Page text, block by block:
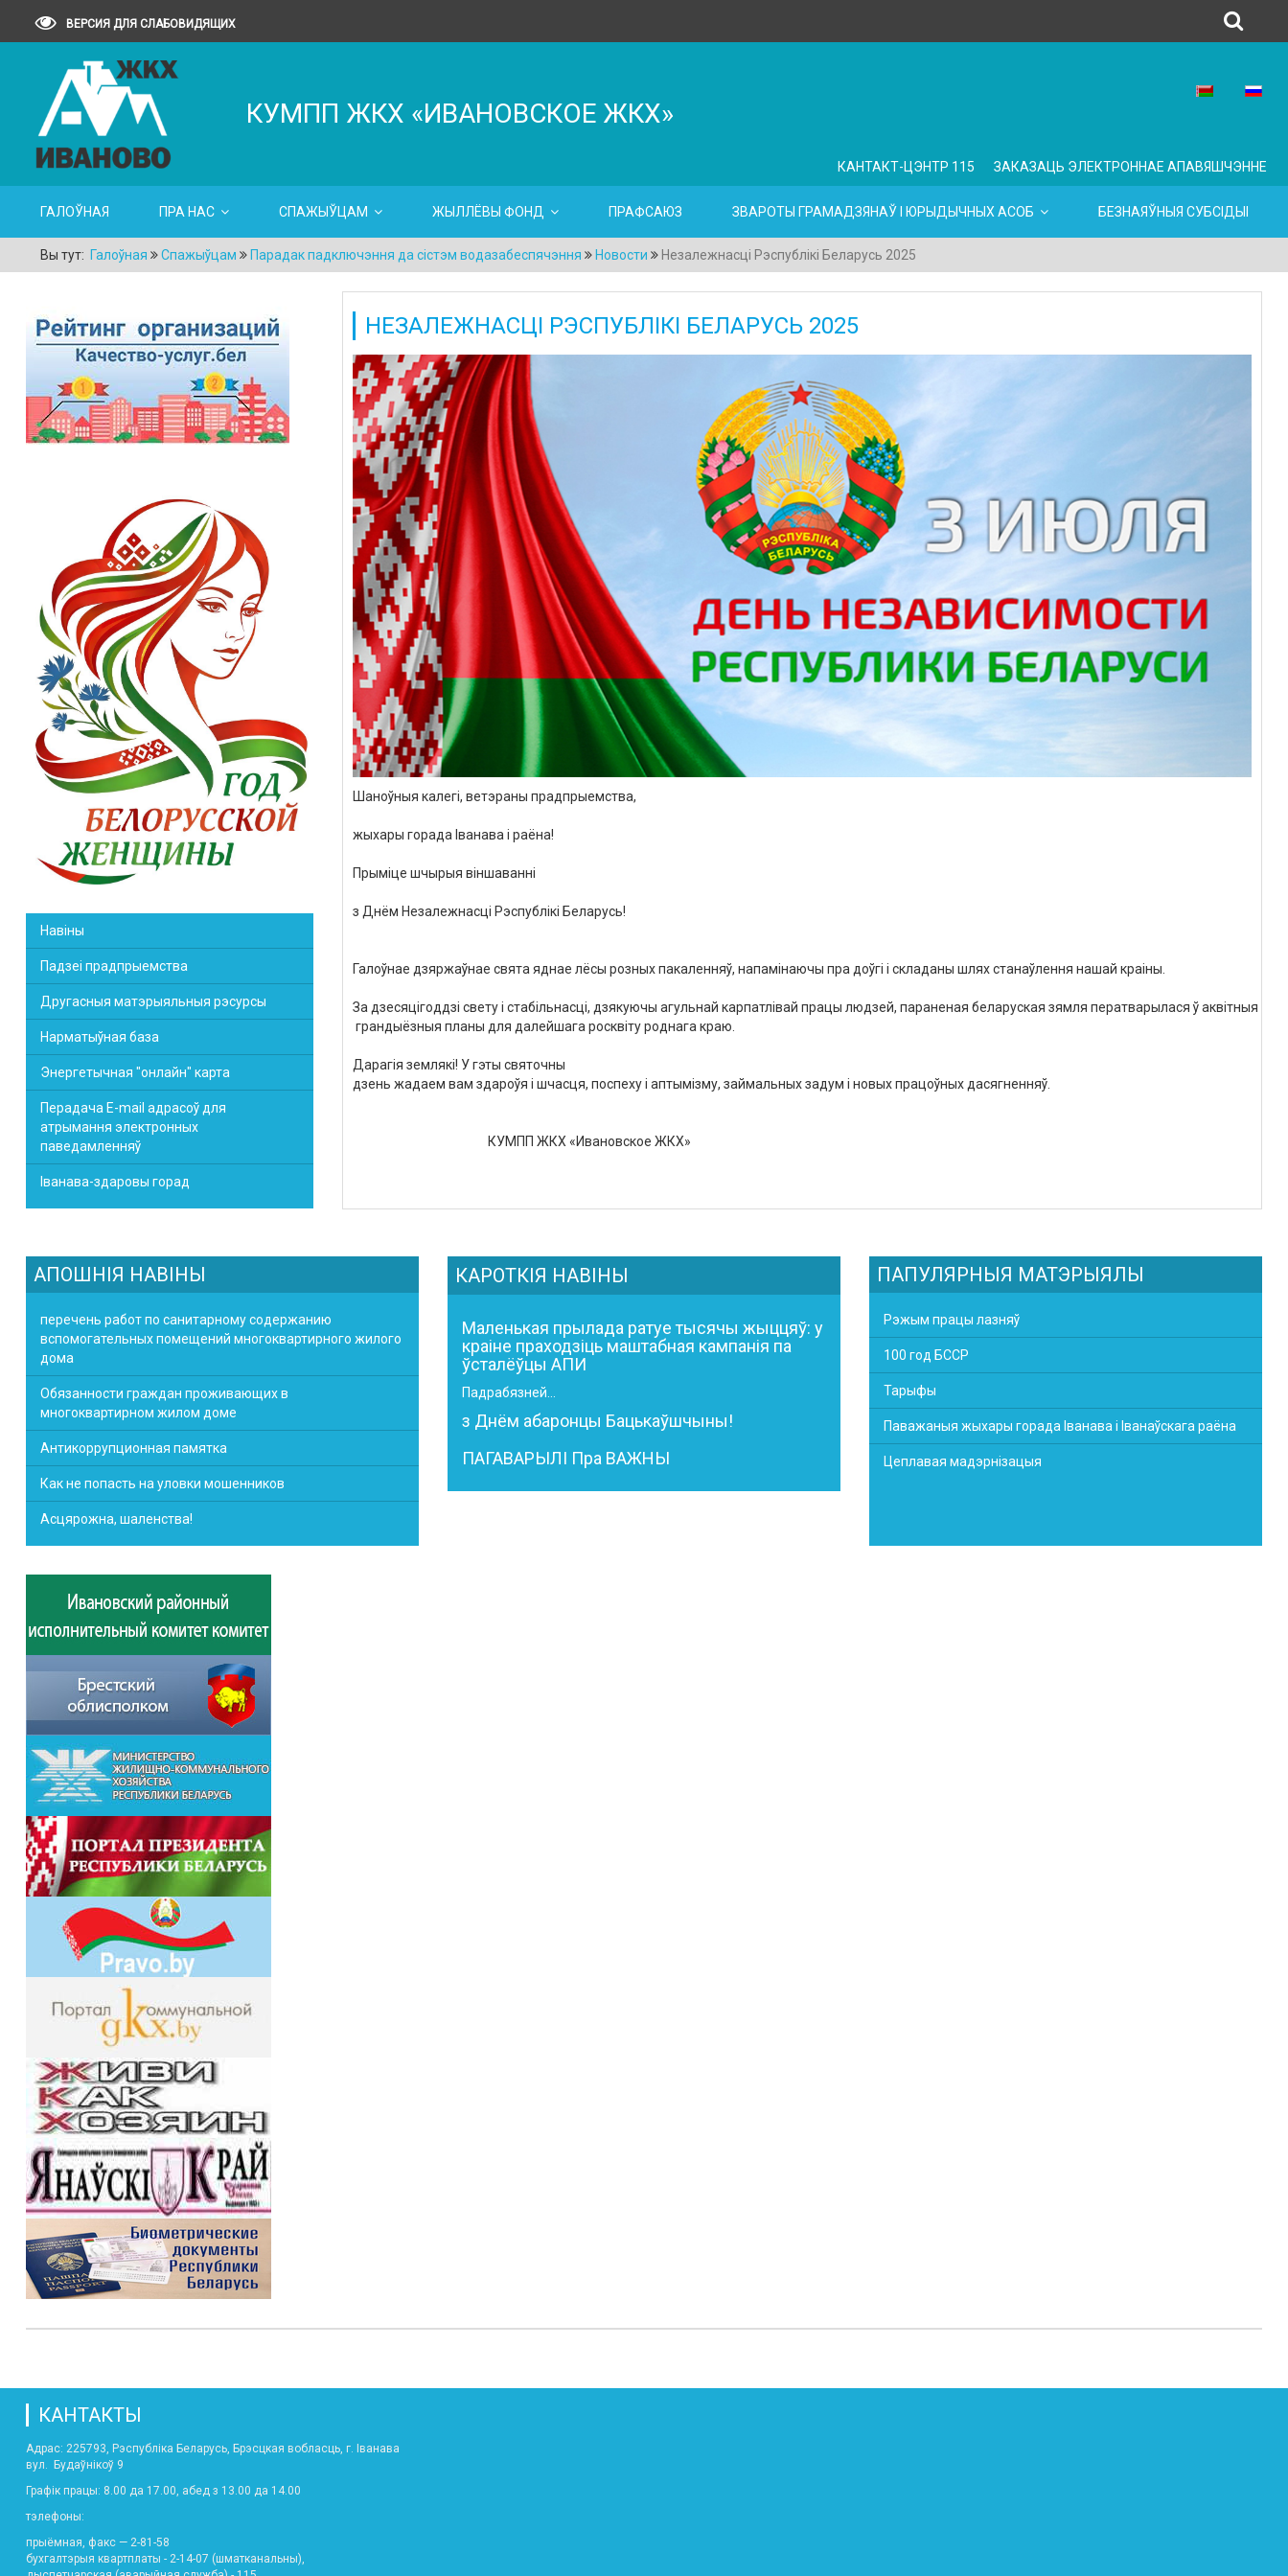
ВЕРСИЯ ДЛЯ СЛАБОВИДЯЩИХ
КУМПП ЖКХ «ИВАНОВСКОЕ ЖКХ»
КАНТАКТ-ЦЭНТР 115 ЗАКАЗАЦЬ ЭЛЕКТРОННАЕ АПАВЯШЧЭННЕ
ГАЛОЎНАЯ ПРА НАС СПАЖЫЎЦАМ ЖЫЛЛЁВЫ ФОНД ПРАФСАЮЗ ЗВАРОТЫ ГРАМАДЗЯНАЎ І ЮРЫДЫЧНЫХ АСОБ БЕЗНАЯЎНЫЯ СУБСІДЫІ
Вы тут: Галоўная Спажыўцам Парадак падключэння да сістэм водазабеспячэння Новости Незалежнасці Рэспублікі Беларусь 2025
Навіны
Падзеі прадпрыемства
Другасныя матэрыяльныя рэсурсы
Нарматыўная база
Энергетычная "онлайн" карта
Перадача E-mail адрасоў для
атрымання электронных
паведамленняў
Іванава-здаровы горад
НЕЗАЛЕЖНАСЦІ РЭСПУБЛІКІ БЕЛАРУСЬ 2025
Шаноўныя калегі, ветэраны прадпрыемства,
жыхары горада Іванава і раёна!
Прыміце шчырыя віншаванні
з Днём Незалежнасці Рэспублікі Беларусь!
Галоўнае дзяржаўнае свята яднае лёсы розныхпакаленняў, напамінаючы пра доўгі і складаны шляхстанаўлення нашай краіны
За дзесяцігоддзі светуі стабільнасці, дзякуючы агульнай карпатлівай працы людзей, параненая беларуская зямля ператварылася ўаквітныя
грандыёзныя планы для далейшага росквітуроднага краю
Дарагія землякі! Угэты святочны
дзень жадаем вам здароўя і шчасця, поспехуі аптымізму, займальныхзадум і новыхпрацоўных дасягненняў
КУМПП ЖКХ «Ивановское ЖКХ»
АПОШНІЯ НАВІНЫ
перечень работ по санитарному содержанию
вспомогательных помещений многоквартирного жилого
дома
Обязанности граждан проживающих в
многоквартирном жилом доме
Антикоррупционная памятка
Как не попасть на уловки мошенников
Асцярожна, шаленства!
КАРОТКІЯ НАВІНЫ
Маленькая прылада ратуе тысячы жыццяў: у
краіне праходзіць маштабная кампанія па
ўсталёўцы АПИ
Падрабязней...
з Днём абаронцы Бацькаўшчыны!
ПАГАВАРЫЛІ Пра ВАЖНЫ
ПАПУЛЯРНЫЯ МАТЭРЫЯЛЫ
Рэжым працы лазняў
100 год БССР
Тарыфы
Паважаныя жыхары горада Іванава і Іванаўскага раёна
Цеплавая мадэрнізацыя
КАНТАКТЫ
Адрас: 225793, Рэспубліка Беларусь, Брэсцкая вобласць, г. Іванава
вул. Будаўнікоў 9
Графік працы: 8.00 да 17.00, абед з 13.00 да 14.00
тэлефоны:
прыёмная, факс — 2-81-58
бухгалтэрыя квартплаты - 2-14-07 (шматканальны),